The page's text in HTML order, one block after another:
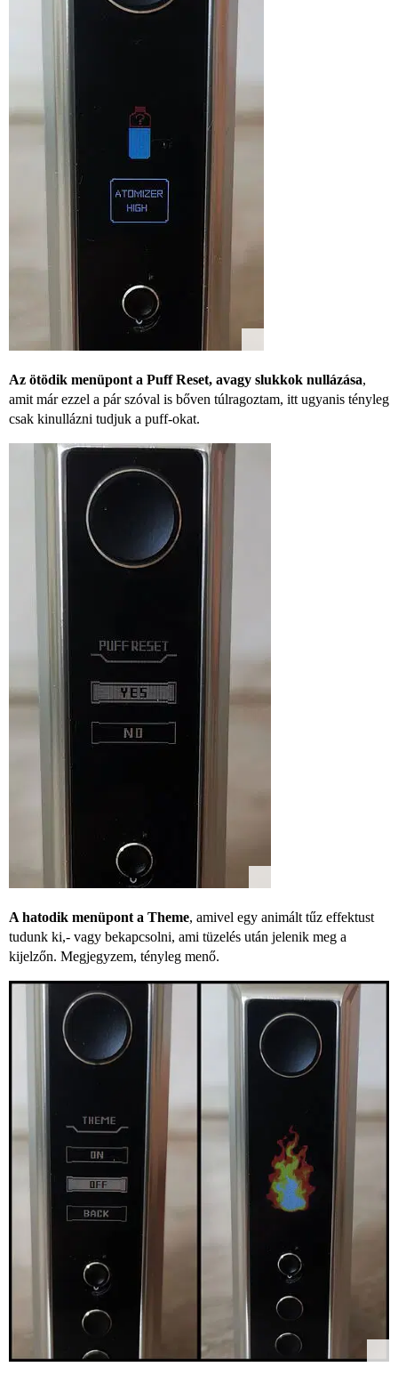
Az ötödik menüpont a Puff Reset, avagy slukkok nullázása,
amit már ezzel a pár szóval is bőven túlragoztam, itt ugyanis tényleg
csak kinullázni tudjuk a puff-okat.
A hatodik menüpont a Theme, amivel egy animált tűz effektust
tudunk ki,- vagy bekapcsolni, ami tüzelés után jelenik meg a
kijelzőn. Megjegyzem, tényleg menő.